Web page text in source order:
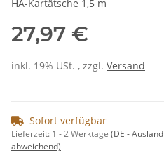
HA-Kartätsche 1,5 m
27,97 €
inkl. 19% USt. , zzgl. Versand
Sofort verfügbar
Lieferzeit: 1 - 2 Werktage (DE - Ausland
abweichend)